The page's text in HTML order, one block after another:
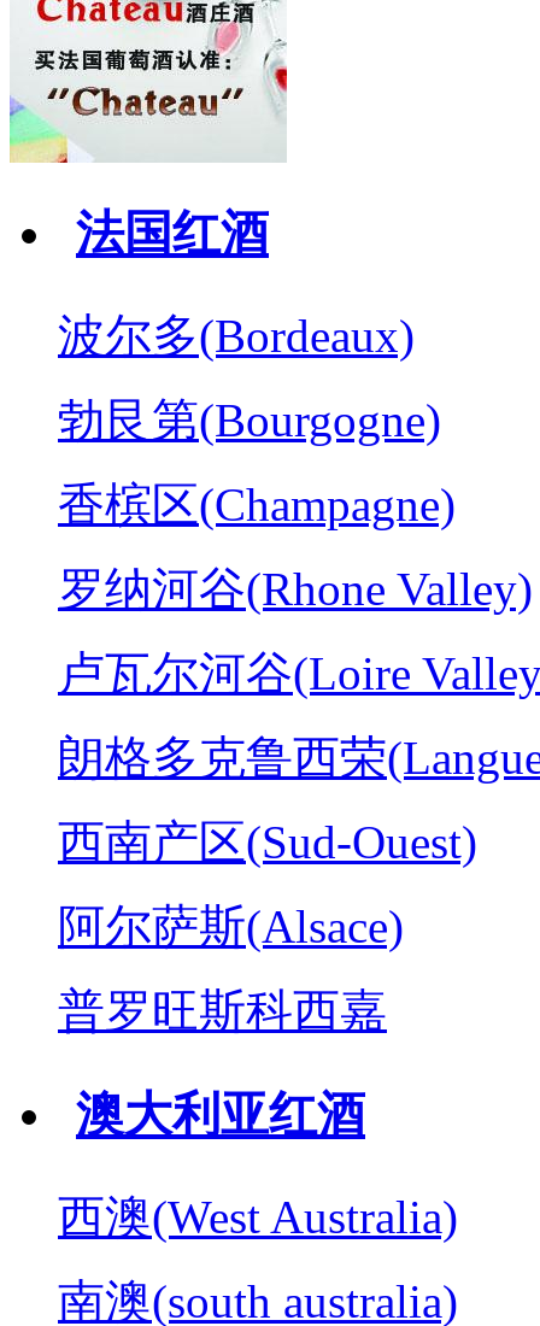
法国红酒
波尔多(Bordeaux)
勃艮第(Bourgogne)
香槟区(Champagne)
罗纳河谷(Rhone Valley)
卢瓦尔河谷(Loire
朗格多克鲁西荣
西南产区(Sud-Ouest)
阿尔萨斯(Alsace)
普罗旺斯科西嘉
澳大利亚红酒
西澳(West Australia)
南澳(south australia)